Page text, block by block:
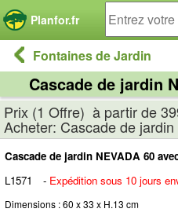
Planfor.fr
Fontaines de Jardin
Cascade de jardin
Prix (1 Offre) à partir de
Acheter: Cascade de
Cascade de jardin NEVADA 60
L1571
- Expédition sous 10 jours
Dimensions : 60 x 33 x H.13 cm
Panneau de gestion des cookies